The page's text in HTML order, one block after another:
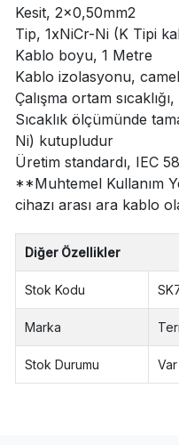
Kesit, 2x0,50mm2
Tip, 1xNiCr-Ni (K Tipi
Kablo boyu, 1 Metre
Kablo izolasyonu,
Çalışma ortam
Sıcaklık ölçümünde
Ni) kutupludur
Üretim standardı, IEC
**Muhtemel Kullanım
cihazı arası ara kablo
Diğer Özellikler
Stok Kodu
Marka
Stok Durumu Var